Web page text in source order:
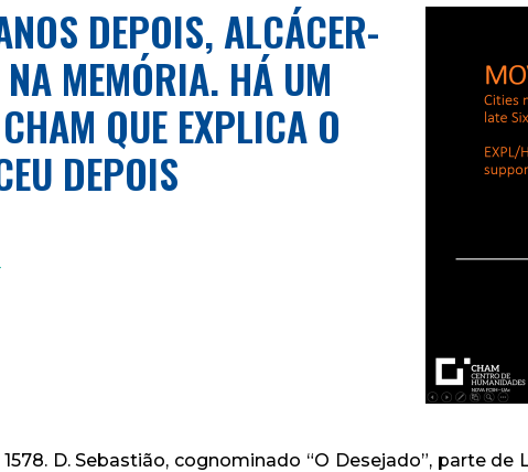
DEPOIS, ALCÁCER-
MEMÓRIA. HÁ UM
QUE EXPLICA O
DEPOIS
D. Sebastião, cognominado “O Desejado”, parte